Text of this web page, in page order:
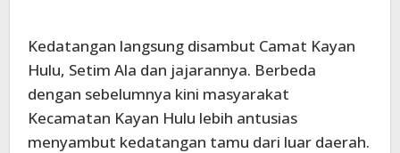
Kedatangan langsung disambut Camat Kayan
Hulu, Setim Ala dan jajarannya. Berbeda
dengan sebelumnya kini masyarakat
Kecamatan Kayan Hulu lebih antusias
menyambut kedatangan tamu dari luar daerah.